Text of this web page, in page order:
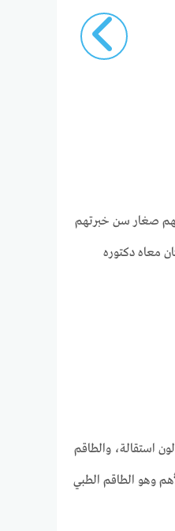
من الكادر الطبي. كلهم صغار سن خبرتهم
وكان معاه دكتوره
استقالة، والطاقم
الأهم وهو الطاقم الطبي